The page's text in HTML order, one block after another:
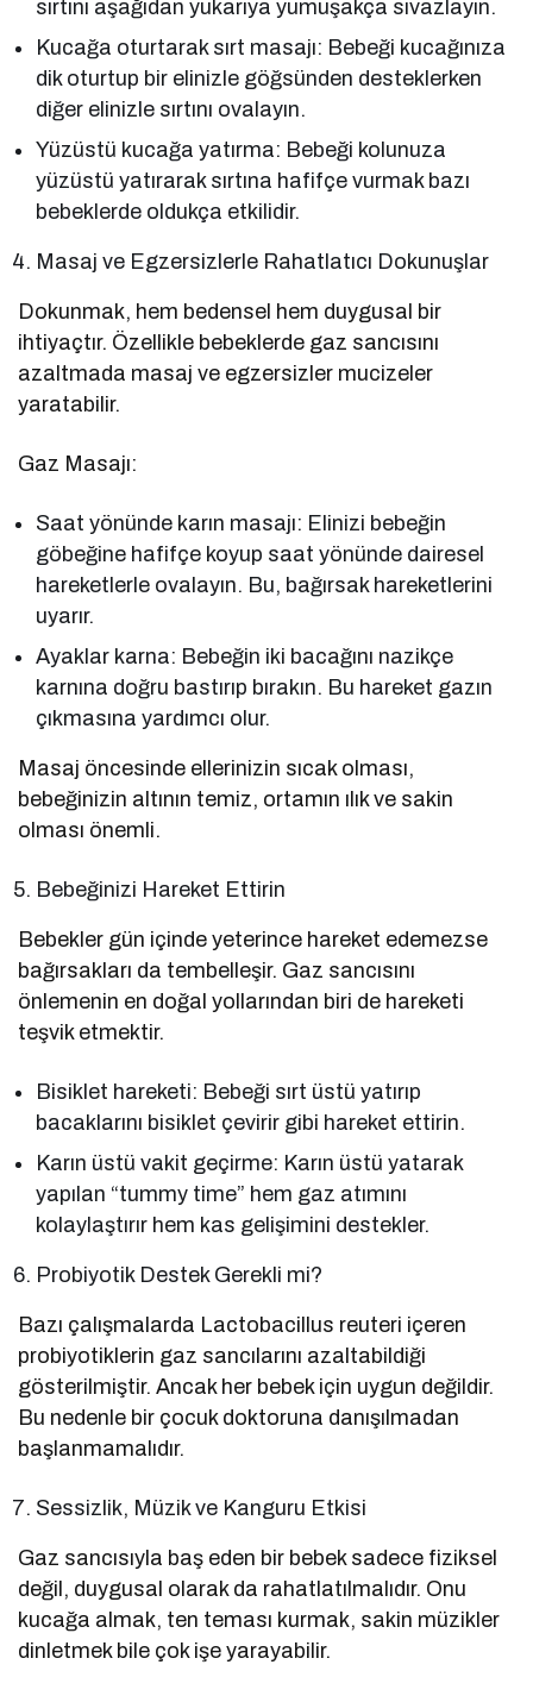
sırtını aşağıdan yukarıya yumuşakça sıvazlayın.
Kucağa oturtarak sırt masajı: Bebeği kucağınıza
dik oturtup bir elinizle göğsünden desteklerken
diğer elinizle sırtını ovalayın.
Yüzüstü kucağa yatırma: Bebeği kolunuza
yüzüstü yatırarak sırtına hafifçe vurmak bazı
bebeklerde oldukça etkilidir.
Masaj ve Egzersizlerle Rahatlatıcı Dokunuşlar
Dokunmak, hem bedensel hem duygusal bir
ihtiyaçtır. Özellikle bebeklerde gaz sancısını
azaltmada masaj ve egzersizler mucizeler
yaratabilir.
Gaz Masajı:
Saat yönünde karın masajı: Elinizi bebeğin
göbeğine hafifçe koyup saat yönünde dairesel
hareketlerle ovalayın. Bu, bağırsak hareketlerini
uyarır.
Ayaklar karna: Bebeğin iki bacağını nazikçe
karnına doğru bastırıp bırakın. Bu hareket gazın
çıkmasına yardımcı olur.
Masaj öncesinde ellerinizin sıcak olması,
bebeğinizin altının temiz, ortamın ılık ve sakin
olması önemli.
Bebeğinizi Hareket Ettirin
Bebekler gün içinde yeterince hareket edemezse
bağırsakları da tembelleşir. Gaz sancısını
önlemenin en doğal yollarından biri de hareketi
teşvik etmektir.
Bisiklet hareketi: Bebeği sırt üstü yatırıp
bacaklarını bisiklet çevirir gibi hareket ettirin.
Karın üstü vakit geçirme: Karın üstü yatarak
yapılan “tummy time” hem gaz atımını
kolaylaştırır hem kas gelişimini destekler.
Probiyotik Destek Gerekli mi?
Bazı çalışmalarda Lactobacillus reuteri içeren
probiyotiklerin gaz sancılarını azaltabildiği
gösterilmiştir. Ancak her bebek için uygun değildir.
Bu nedenle bir çocuk doktoruna danışılmadan
başlanmamalıdır.
Sessizlik, Müzik ve Kanguru Etkisi
Gaz sancısıyla baş eden bir bebek sadece fiziksel
değil, duygusal olarak da rahatlatılmalıdır. Onu
kucağa almak, ten teması kurmak, sakin müzikler
dinletmek bile çok işe yarayabilir.